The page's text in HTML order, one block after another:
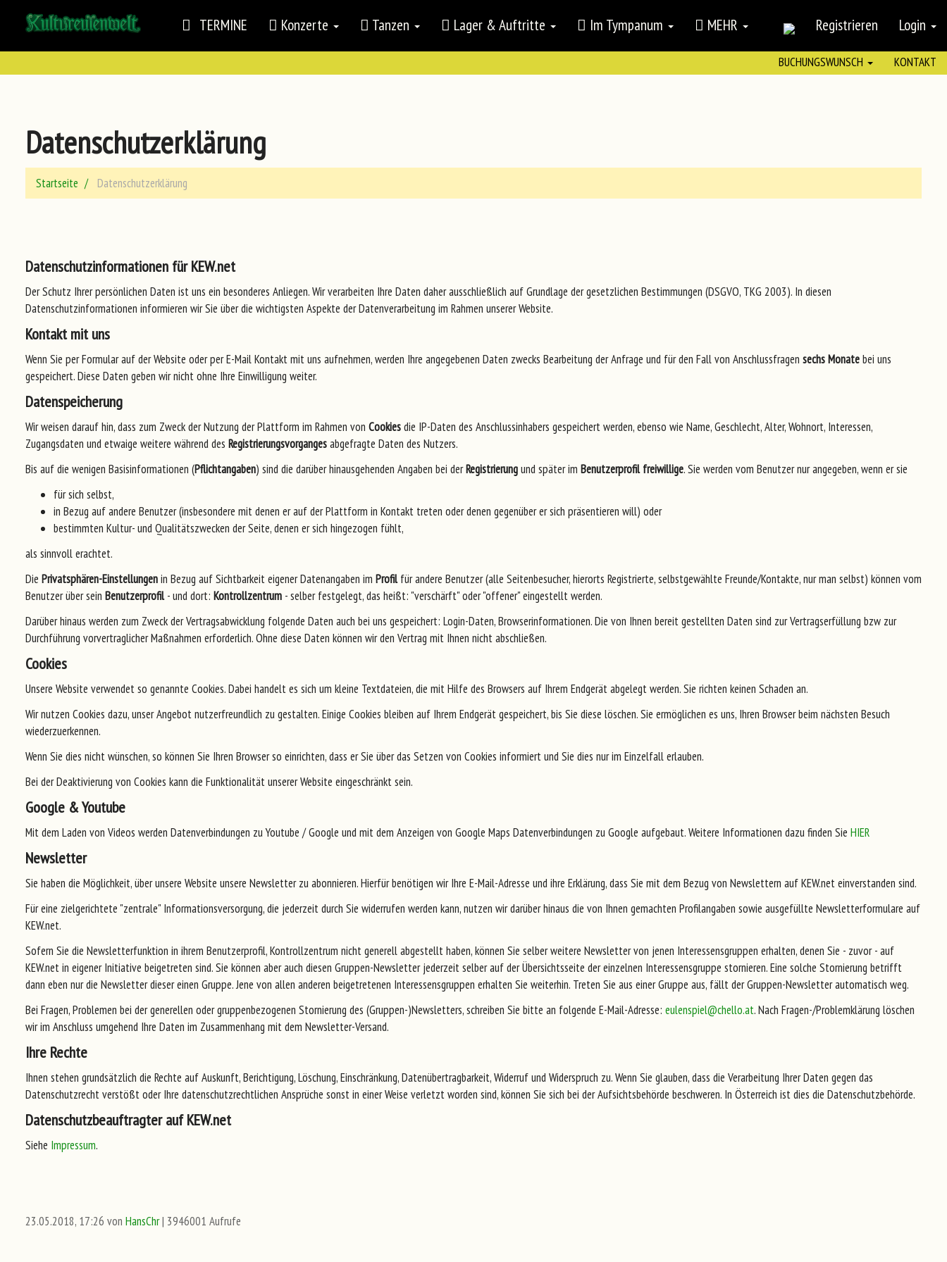
TERMINE Konzerte Tanzen Lager & Auftritte Im Tympanum MEHR Registrieren Login
BUCHUNGSWUNSCH KONTAKT
Datenschutzerklärung
Startseite Datenschutzerklärung
Datenschutzinformationen für KEW.net
Der Schutz Ihrer persönlichen Daten ist uns ein besonderes Anliegen. Wir verarbeiten Ihre Daten daher ausschließlich auf Grundlage der gesetzlichen Bestimmungen (DSGVO, TKG 2003). In diesen
Datenschutzinformationen informieren wir Sie über die wichtigsten Aspekte der Datenverarbeitung im Rahmen unserer Website.
Kontakt mit uns
Wenn Sie per Formular auf der Website oder per E-Mail Kontakt mit uns aufnehmen, werden Ihre angegebenen Daten zwecks Bearbeitung der Anfrage und für den Fall von Anschlussfragen sechs Monatebei uns
gespeichert. Diese Daten geben wir nicht ohne Ihre Einwilligung weiter.
Datenspeicherung
Wir weisen darauf hin, dass zum Zweck der Nutzung der Plattform im Rahmen von Cookiesdie IP-Daten des Anschlussinhabers gespeichert werden, ebenso wie Name, Geschlecht, Alter, Wohnort, Interessen,
Zugangsdaten und etwaige weitere während des Registrierungsvorgangesabgefragte Daten des Nutzers.
Bis auf die wenigen Basisinformationen (Pflichtangaben) sind die darüber hinausgehenden Angaben bei derRegistrierungund später im Benutzerprofil freiwillige. Sie werden vom Benutzer nur angegeben, wenn er sie
für sich selbst,
in Bezug auf andere Benutzer (insbesondere mit denen er auf der Plattform in Kontakt treten oder denen gegenüber er sich präsentieren will) oder
bestimmten Kultur- und Qualitätszwecken der Seite, denen er sich hingezogen fühlt,
als sinnvoll erachtet.
Die Privatsphären-Einstellungenin Bezug auf Sichtbarkeit eigener Datenangaben im Profilfür andere Benutzer (alle Seitenbesucher, hierorts Registrierte, selbstgewählte Freunde/Kontakte, nur man selbst) können vom
Benutzer über sein Benutzerprofil- und dort: Kontrollzentrum - selber festgelegt, das heißt: "verschärft" oder "offener" eingestellt werden.
Darüber hinaus werden zum Zweck der Vertragsabwicklung folgende Daten auch bei uns gespeichert: Login-Daten, Browserinformationen. Die von Ihnen bereit gestellten Daten sind zur Vertragserfüllung bzw zur
Durchführung vorvertraglicher Maßnahmen erforderlich. Ohne diese Daten können wir den Vertrag mit Ihnen nicht abschließen.
Cookies
Unsere Website verwendet so genannte Cookies. Dabei handelt es sich um kleine Textdateien, die mit Hilfe des Browsers auf Ihrem Endgerät abgelegt werden. Sie richten keinen Schaden an.
Wir nutzen Cookies dazu, unser Angebot nutzerfreundlich zu gestalten. Einige Cookies bleiben auf Ihrem Endgerät gespeichert, bis Sie diese löschen. Sie ermöglichen es uns, Ihren Browser beim nächsten Besuch
wiederzuerkennen.
Wenn Sie dies nicht wünschen, so können Sie Ihren Browser so einrichten, dass er Sie über das Setzen von Cookies informiert und Sie dies nur im Einzelfall erlauben.
Bei der Deaktivierung von Cookies kann die Funktionalität unserer Website eingeschränkt sein.
Google & Youtube
Mit dem Laden von Videos werden Datenverbindungen zu Youtube / Google und mit dem Anzeigen von Google Maps Datenverbindungen zu Google aufgebaut. Weitere Informationen dazu finden Sie HIER
Newsletter
Sie haben die Möglichkeit, über unsere Website unsere Newsletter zu abonnieren. Hierfür benötigen wir Ihre E-Mail-Adresse und ihre Erklärung, dass Sie mit dem Bezug von Newslettern auf KEW.net einverstanden sind.
Für eine zielgerichtete "zentrale" Informationsversorgung, die jederzeit durch Sie widerrufen werden kann, nutzen wir darüber hinaus die von Ihnen gemachten Profilangaben sowie ausgefüllte Newsletterformulare auf
KEW.net.
Sofern Sie die Newsletterfunktion in ihrem Benutzerprofil, Kontrollzentrum nicht generell abgestellt haben, können Sie selber weitere Newsletter von jenen Interessensgruppen erhalten, denen Sie - zuvor - auf
KEW.net in eigener Initiative beigetreten sind. Sie können aber auch diesen Gruppen-Newsletter jederzeit selber auf der Übersichtsseite der einzelnen Interessensgruppe stornieren. Eine solche Stornierung betrifft
dann eben nur die Newsletter dieser einen Gruppe. Jene von allen anderen beigetretenen Interessensgruppen erhalten Sie weiterhin. Treten Sie aus einer Gruppe aus, fällt der Gruppen-Newsletter automatisch weg.
Bei Fragen, Problemen bei der generellen oder gruppenbezogenen Stornierung des (Gruppen-)Newsletters, schreiben Sie bitte an folgende E-Mail-Adresse: eulenspiel@chello.at. Nach Fragen-/Problemklärung löschen
wir im Anschluss umgehend Ihre Daten im Zusammenhang mit dem Newsletter-Versand.
Ihre Rechte
Ihnen stehen grundsätzlich die Rechte auf Auskunft, Berichtigung, Löschung, Einschränkung, Datenübertragbarkeit, Widerruf und Widerspruch zu. Wenn Sie glauben, dass die Verarbeitung Ihrer Daten gegen das
Datenschutzrecht verstößt oder Ihre datenschutzrechtlichen Ansprüche sonst in einer Weise verletzt worden sind, können Sie sich bei der Aufsichtsbehörde beschweren. In Österreich ist dies die Datenschutzbehörde.
Datenschutzbeauftragter auf KEW.net
Siehe Impressum.
23.05.2018, 17:26 von HansChr| 3946001 Aufrufe